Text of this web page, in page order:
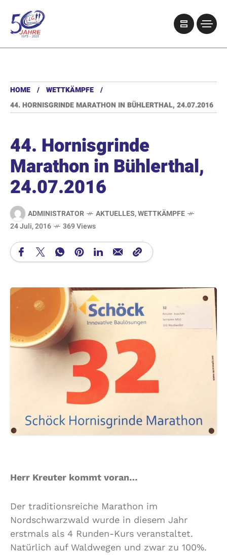
HOME
WETTKÄMPFE
44. HORNISGRINDE MARATHON IN BÜHLERTHAL, 24.07.2016
44. Hornisgrinde
Marathon in Bühlerthal,
24.07.2016
ADMINISTRATOR AKTUELLES,WETTKÄMPFE
24 Juli, 2016
369 Views
Herr Kreuter kommt voran…
Der traditionsreiche Marathon im
Nordschwarzwald wurde in diesem Jahr
erstmals als 4 Runden-Kurs veranstaltet.
Natürlich auf Waldwegen und zwar zu 100%.